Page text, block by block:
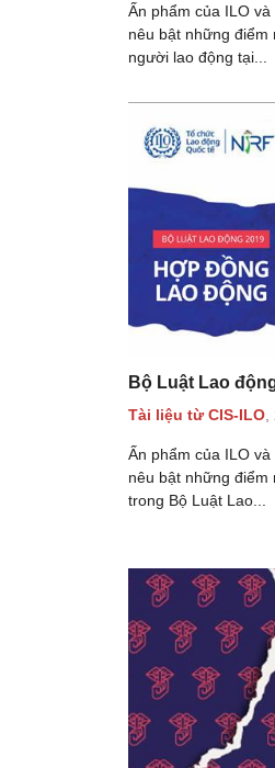
Ấn phẩm của ILO
nêu bật những điểm
người lao động tại...
Bộ Luật Lao
Tài liệu từ CIS-ILO
Ấn phẩm của ILO
nêu bật những điểm
trong Bộ Luật Lao...